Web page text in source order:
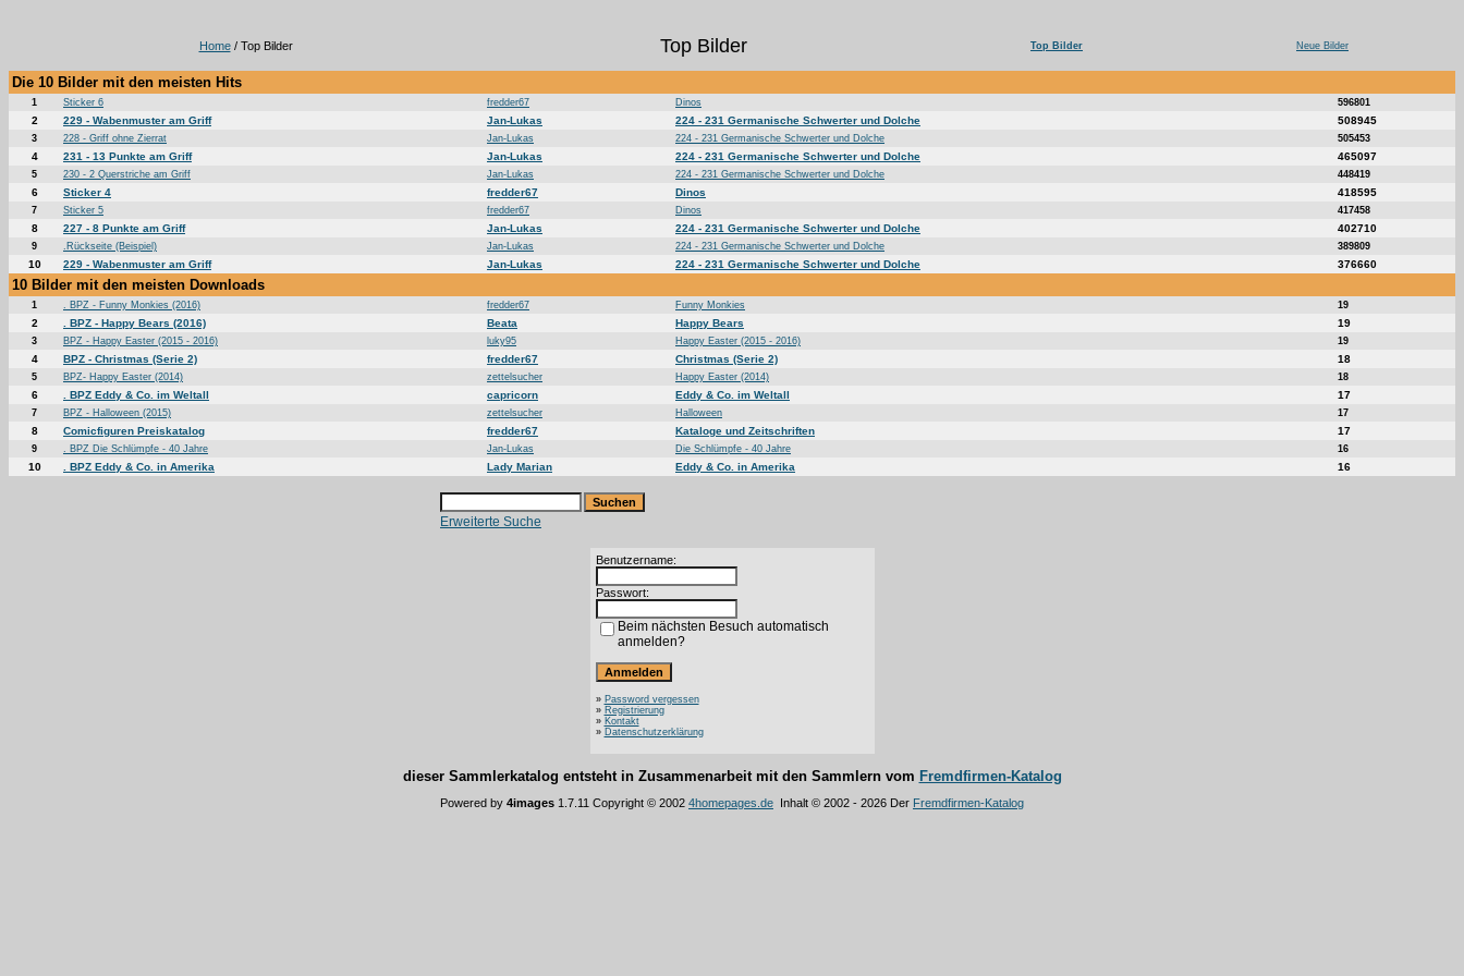
Home/ Top Bilder Top Bilder Top Bilder Neue Bilder
Die 10 Bilder mit den meisten Hits
1 Sticker 6 fredder67 Dinos 596801
2 229 - Wabenmuster am Griff Jan-Lukas 224 - 231 Germanische Schwerter und Dolche 508945
3 228 - Griff ohne Zierrat Jan-Lukas 224 - 231 Germanische Schwerter und Dolche 505453
4 231 - 13 Punkte am Griff Jan-Lukas 224 - 231 Germanische Schwerter und Dolche 465097
5 230 - 2 Querstriche am Griff Jan-Lukas 224 - 231 Germanische Schwerter und Dolche 448419
6 Sticker 4 fredder67 Dinos 418595
7 Sticker 5 fredder67 Dinos 417458
8 227 - 8 Punkte am Griff Jan-Lukas 224 - 231 Germanische Schwerter und Dolche 402710
9 .Rückseite (Beispiel) Jan-Lukas 224 - 231 Germanische Schwerter und Dolche 389809
10 229 - Wabenmuster am Griff Jan-Lukas 224 - 231 Germanische Schwerter und Dolche 376660
10 Bilder mit den meisten Downloads
1 . BPZ - Funny Monkies (2016) fredder67 Funny Monkies 19
2 . BPZ - Happy Bears (2016) Beata Happy Bears 19
3 BPZ - Happy Easter (2015 - 2016) luky95 Happy Easter (2015 - 2016) 19
4 BPZ - Christmas (Serie 2) fredder67 Christmas (Serie 2) 18
5 BPZ- Happy Easter (2014) zettelsucher Happy Easter (2014) 18
6 . BPZ Eddy & Co. im Weltall capricorn Eddy & Co. im Weltall 17
7 BPZ - Halloween (2015) zettelsucher Halloween 17
8 Comicfiguren Preiskatalog fredder67 Kataloge und Zeitschriften 17
9 . BPZ Die Schlümpfe - 40 Jahre Jan-Lukas Die Schlümpfe - 40 Jahre 16
10 . BPZ Eddy & Co. in Amerika Lady Marian Eddy & Co. in Amerika 16
Erweiterte Suche
Benutzername:
Passwort:
Beim nächsten Besuch automatisch
anmelden?
» Password vergessen
» Registrierung
» Kontakt
» Datenschutzerklärung
dieser Sammlerkatalog entsteht in Zusammenarbeit mit den Sammlern vom Fremdfirmen-Katalog
Powered by 4images 1.7.11 Copyright © 2002 4homepages.de Inhalt © 2002 - 2026 Der Fremdfirmen-Katalog